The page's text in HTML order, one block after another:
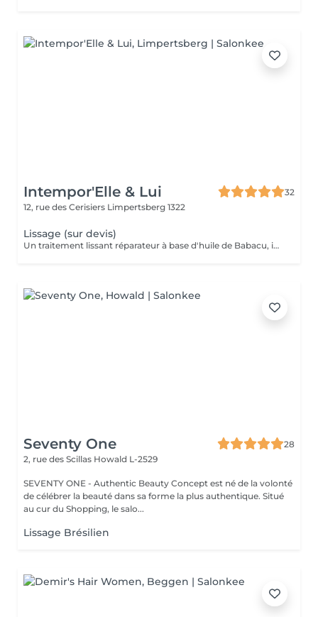
Intempor'Elle & Lui
32
12, rue des Cerisiers Limpertsberg 1322
Lissage (sur devis)
Un traitement lissant réparateur à base d'huile de Babacu, idéal pour discipliner, hydrater et réparer les cheveux. Il réduit le volume, élimine les frisottis et apporte une brillance intense tout en conservant un effet naturel. Parfait pour les cheveux secs, ondulés, frisés ou sensibilisés, qu'ils soient colorés, décolorés ou naturel. Résultat : des cheveux doux, souples et faciles à coiffer pendant 4 à 6 mois. Pour la prise de rendez-vous, nous vous invitons à nous appeler ou nous envoyer un SMS. Veuillez prendre note que les prix indiqués sur Salonkee sont communiqués à titre informatif et s'entendent de base. Ces derniers sont susceptibles de varier selon le diagnostic réalisé à votre arrivée au salon et l'expertise du professionnel à qui vous confiez votre beauté. Dans tous les cas, un devis précis vous sera proposé et toutes réalisations de prestations seront effectuées avec votre accord. Un grand merci d'avance pour votre compréhension. Au plaisir de vous recevoir très vite.
Seventy One
28
2, rue des Scillas Howald L-2529
SEVENTY ONE - Authentic Beauty Concept est né de la volonté
de célébrer la beauté dans sa forme la plus authentique. Situé
au cur du Shopping, le salo...
Lissage Brésilien